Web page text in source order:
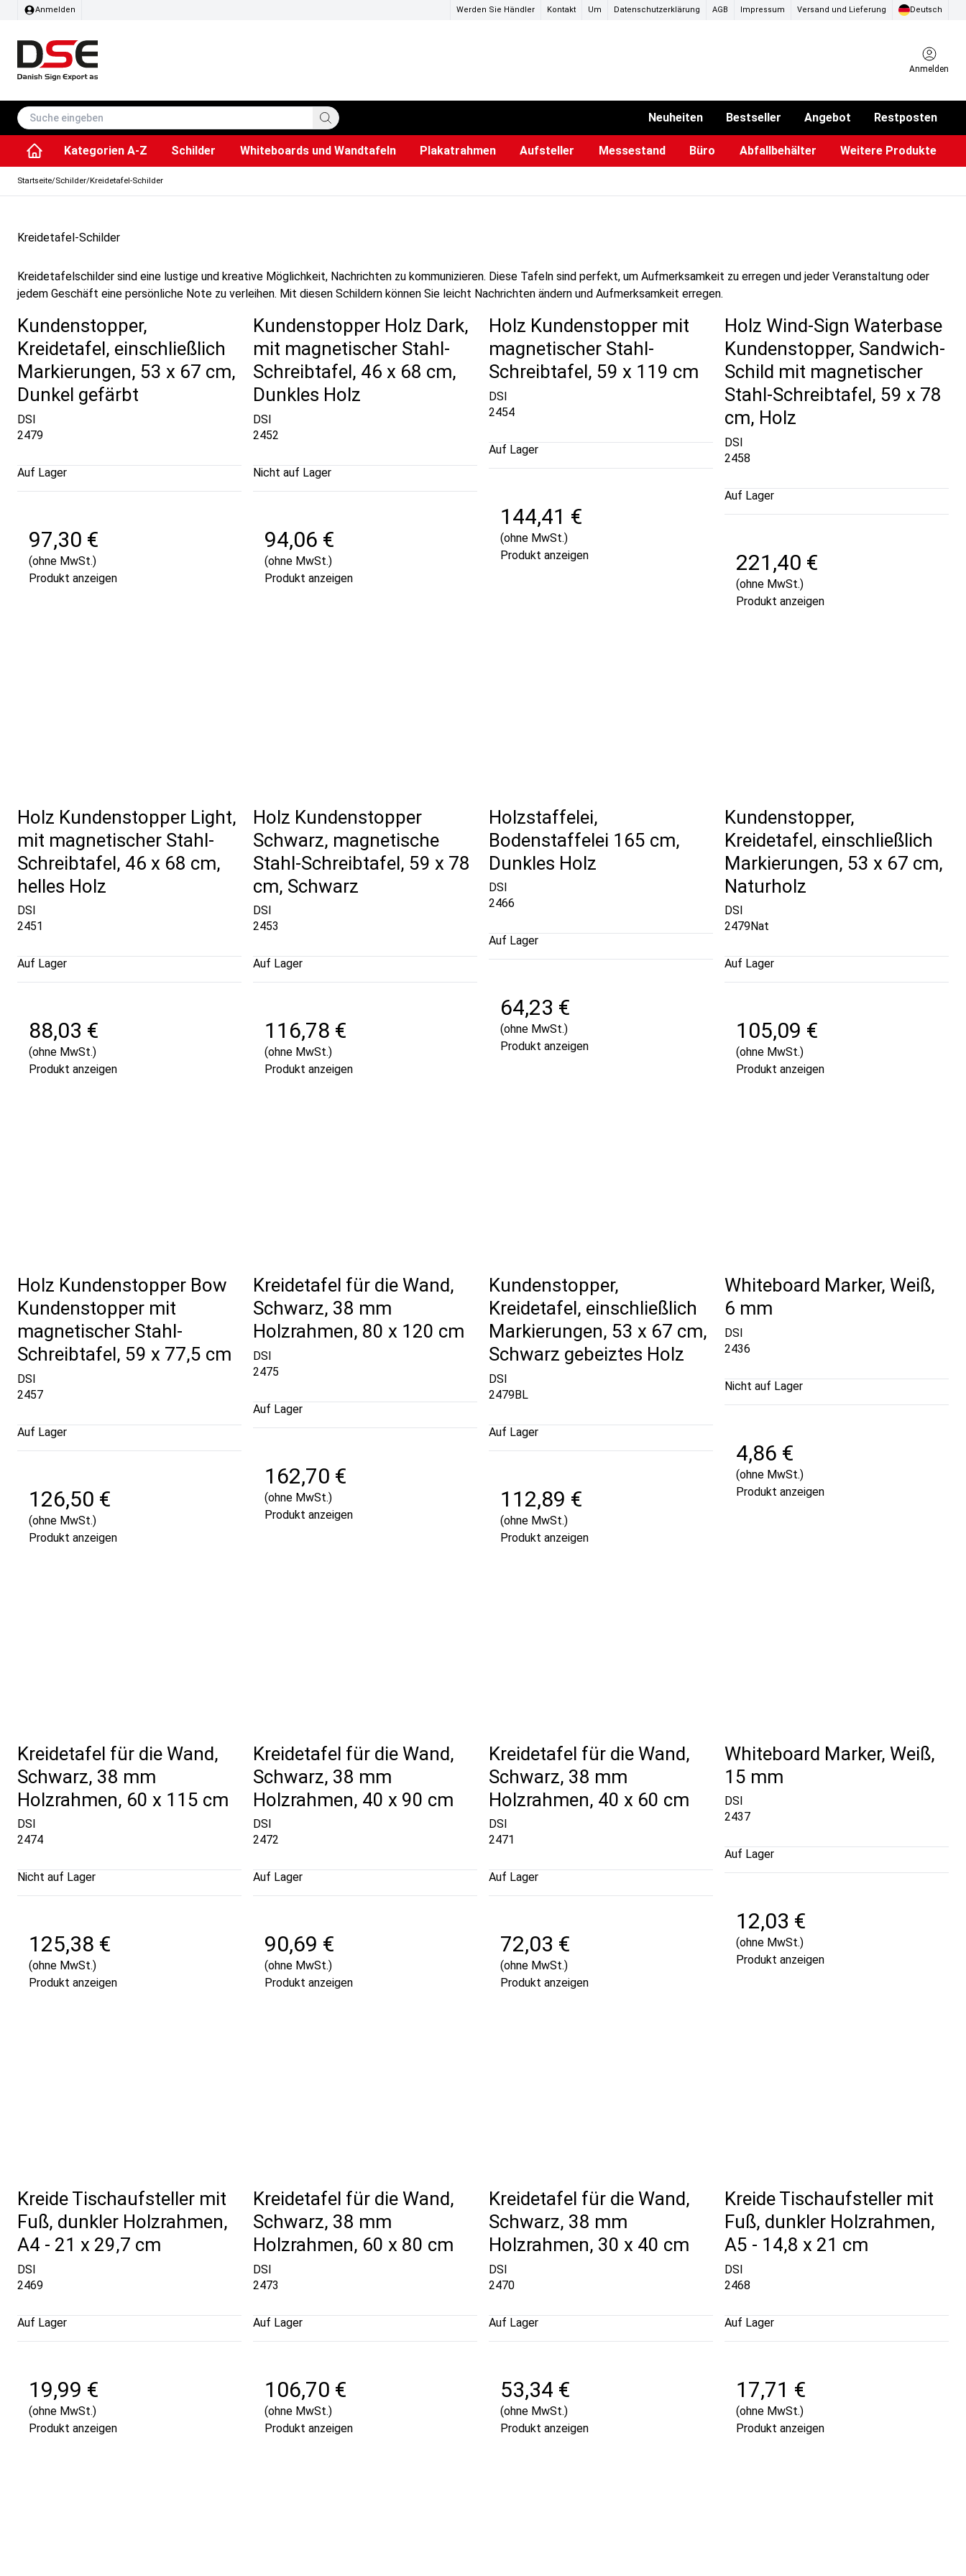
Anmelden Werden Sie Händler Kontakt Um Datenschutzerklärung AGB Impressum Versand und Lieferung Deutsch
Anmelden
Neuheiten Bestseller Angebot Restposten
Kategorien A-Z Schilder Whiteboards und Wandtafeln Plakatrahmen Aufsteller Messestand Büro Abfallbehälter Weitere Produkte
Startseite/Schilder/Kreidetafel-Schilder
Kreidetafel-Schilder
Kreidetafelschilder sind eine lustige und kreative Möglichkeit, Nachrichten zu kommunizieren. Diese Tafeln sind perfekt, um Aufmerksamkeit zu erregen und jeder Veranstaltung oder
jedem Geschäft eine persönliche Note zu verleihen. Mit diesen Schildern können Sie leicht Nachrichten ändern und Aufmerksamkeit erregen.
Kundenstopper,
Kreidetafel, einschließlich
Markierungen, 53 x 67 cm,
Dunkel gefärbt
DSI
2479
Auf Lager
97,30 €
(ohne MwSt.)
Produkt anzeigen
Kundenstopper Holz Dark,
mit magnetischer Stahl-
Schreibtafel, 46 x 68 cm,
Dunkles Holz
DSI
2452
Nicht auf Lager
94,06 €
(ohne MwSt.)
Produkt anzeigen
Holz Kundenstopper mit
magnetischer Stahl-
Schreibtafel, 59 x 119 cm
DSI
2454
Auf Lager
144,41 €
(ohne MwSt.)
Produkt anzeigen
Holz Wind-Sign Waterbase
Kundenstopper, Sandwich-
Schild mit magnetischer
Stahl-Schreibtafel, 59 x 78
cm, Holz
DSI
2458
Auf Lager
221,40 €
(ohne MwSt.)
Produkt anzeigen
Holz Kundenstopper Light,
mit magnetischer Stahl-
Schreibtafel, 46 x 68 cm,
helles Holz
DSI
2451
Auf Lager
88,03 €
(ohne MwSt.)
Produkt anzeigen
Holz Kundenstopper
Schwarz, magnetische
Stahl-Schreibtafel, 59 x 78
cm, Schwarz
DSI
2453
Auf Lager
116,78 €
(ohne MwSt.)
Produkt anzeigen
Holzstaffelei,
Bodenstaffelei 165 cm,
Dunkles Holz
DSI
2466
Auf Lager
64,23 €
(ohne MwSt.)
Produkt anzeigen
Kundenstopper,
Kreidetafel, einschließlich
Markierungen, 53 x 67 cm,
Naturholz
DSI
2479Nat
Auf Lager
105,09 €
(ohne MwSt.)
Produkt anzeigen
Holz Kundenstopper Bow
Kundenstopper mit
magnetischer Stahl-
Schreibtafel, 59 x 77,5 cm
DSI
2457
Auf Lager
126,50 €
(ohne MwSt.)
Produkt anzeigen
Kreidetafel für die Wand,
Schwarz, 38 mm
Holzrahmen, 80 x 120 cm
DSI
2475
Auf Lager
162,70 €
(ohne MwSt.)
Produkt anzeigen
Kundenstopper,
Kreidetafel, einschließlich
Markierungen, 53 x 67 cm,
Schwarz gebeiztes Holz
DSI
2479BL
Auf Lager
112,89 €
(ohne MwSt.)
Produkt anzeigen
Whiteboard Marker, Weiß,
6 mm
DSI
2436
Nicht auf Lager
4,86 €
(ohne MwSt.)
Produkt anzeigen
Kreidetafel für die Wand,
Schwarz, 38 mm
Holzrahmen, 60 x 115 cm
DSI
2474
Nicht auf Lager
125,38 €
(ohne MwSt.)
Produkt anzeigen
Kreidetafel für die Wand,
Schwarz, 38 mm
Holzrahmen, 40 x 90 cm
DSI
2472
Auf Lager
90,69 €
(ohne MwSt.)
Produkt anzeigen
Kreidetafel für die Wand,
Schwarz, 38 mm
Holzrahmen, 40 x 60 cm
DSI
2471
Auf Lager
72,03 €
(ohne MwSt.)
Produkt anzeigen
Whiteboard Marker, Weiß,
15 mm
DSI
2437
Auf Lager
12,03 €
(ohne MwSt.)
Produkt anzeigen
Kreide Tischaufsteller mit
Fuß, dunkler Holzrahmen,
A4 - 21 x 29,7 cm
DSI
2469
Auf Lager
19,99 €
(ohne MwSt.)
Produkt anzeigen
Kreidetafel für die Wand,
Schwarz, 38 mm
Holzrahmen, 60 x 80 cm
DSI
2473
Auf Lager
106,70 €
(ohne MwSt.)
Produkt anzeigen
Kreidetafel für die Wand,
Schwarz, 38 mm
Holzrahmen, 30 x 40 cm
DSI
2470
Auf Lager
53,34 €
(ohne MwSt.)
Produkt anzeigen
Kreide Tischaufsteller mit
Fuß, dunkler Holzrahmen,
A5 - 14,8 x 21 cm
DSI
2468
Auf Lager
17,71 €
(ohne MwSt.)
Produkt anzeigen